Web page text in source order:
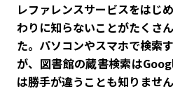
――レファレンスサービスをは
わりに知らないことがたくさ
た。パソコンやスマホで検索
が、図書館の蔵書検索は
は勝手が違うことも知りません